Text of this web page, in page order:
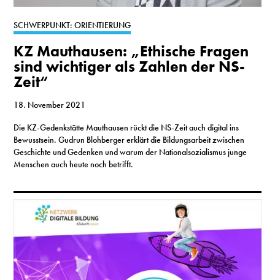
SCHWERPUNKT: ORIENTIERUNG
KZ Mauthausen: „Ethische Fragen
sind wichtiger als Zahlen der NS-
Zeit“
18. November 2021
Die KZ-Gedenkstätte Mauthausen rückt die NS-Zeit auch digital ins
Bewusstsein. Gudrun Blohberger erklärt die Bildungsarbeit zwischen
Geschichte und Gedenken und warum der Nationalsozialismus junge
Menschen auch heute noch betrifft.